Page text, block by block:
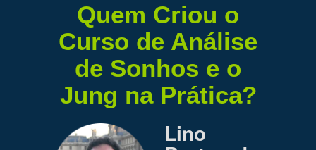
Quem Criou o
Curso de Análise
de Sonhos e o
Jung na Prática?
Lino